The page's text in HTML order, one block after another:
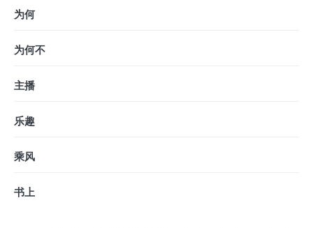
为何
为何不
主播
乐趣
乘风
书上